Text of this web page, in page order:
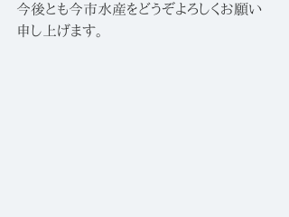
今後とも今市水産をどうぞよろしくお願い
申し上げます。